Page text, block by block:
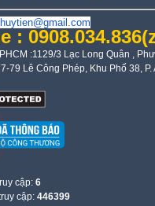
: 0908.034.836
:1129/3 Lạc Long Quân ,
79 Lê Công Phép, Khu Phố 38, P.
cập: 6
cập: 446399